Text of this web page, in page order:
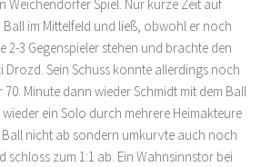
Weichendorfer Spiel. Nur kurze Zeit auf
im Mittelfeld und ließ, obwohl er noch
2-3 Gegenspieler stehen und brachte den
Drozd. Sein Schuss konnte allerdings noch
Minute dann wieder Schmidt mit dem Ball
ein Solo durch mehrere Heimakteure
nicht ab sondern umkurvte auch noch
schloss zum 1:1 ab. Ein Wahnsinnstor bei